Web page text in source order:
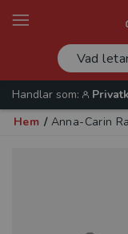
Handlar som:
Hem / Anna-Carin